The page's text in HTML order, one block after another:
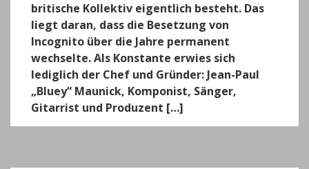
britische Kollektiv eigentlich besteht. Das
liegt daran, dass die Besetzung von
Incognito über die Jahre permanent
wechselte. Als Konstante erwies sich
lediglich der Chef und Gründer: Jean-Paul
„Bluey“ Maunick, Komponist, Sänger,
Gitarrist und Produzent […]